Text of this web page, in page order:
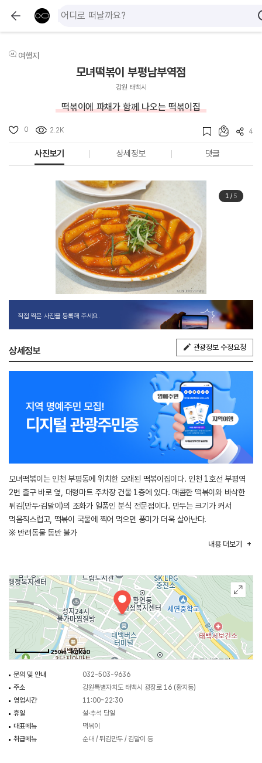
여행지
모녀떡볶이 부평남부역점
강원 태백시
떡볶이에 파채가 함께 나오는 떡볶이집
0 2.2K 4
사진보기 상세정보 댓글
1/ 5
직접 찍은 사진을 등록해 주세요.
상세정보 관광정보 수정요청
모녀떡볶이는 인천 부평동에 위치한 오래된 떡볶이집이다. 인천 1호선 부평역
2번 출구 바로 옆, 대형마트 주차장 건물 1층에 있다. 매콤한 떡볶이와 바삭한
튀김(만두·김말이)의 조화가 일품인 분식 전문점이다. 만두는 크기가 커서
먹음직스럽고, 떡볶이 국물에 찍어 먹으면 풍미가 더욱 살아난다.
※ 반려동물 동반 불가
내용 더보기
250m
문의 및 안내
032-503-9636
주소
강원특별자치도 태백시 광장로 16 (황지동)
영업시간
11:00~22:30
휴일
설·추석 당일
대표메뉴
떡볶이
취급메뉴
순대 / 튀김만두 / 김말이 등